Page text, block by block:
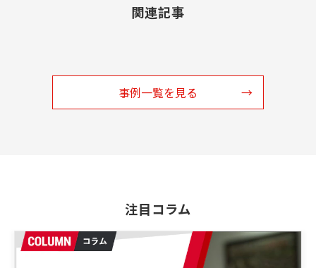
関連記事
事例一覧を見る
注目コラム